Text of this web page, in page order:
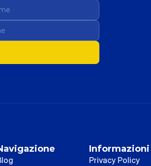
Informazioni
Privacy Policy